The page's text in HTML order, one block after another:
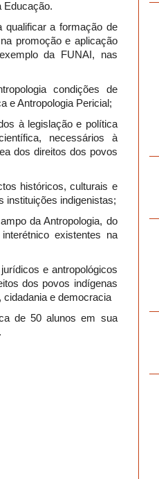
Educação.
a formação de
promoção e aplicação
da FUNAI, nas
condições de
e Antropologia Pericial;
à legislação e política
necessários à
dos direitos dos povos
históricos, culturais e
instituições indigenistas;
da Antropologia, do
existentes na
e antropológicos
dos povos indígenas
cidadania e democracia
de 50 alunos em sua